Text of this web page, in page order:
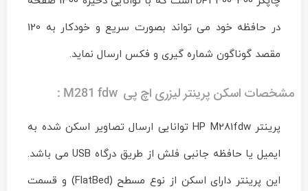
در حافظه خود می تواند بصورت سریع و خودکار به 120
مقصد گوناگون شماره گیری و فکس ارسال نماید.
مشخصات اسکن پرینتر لیزری اچ پی M281 fdw :
پرینتر HP M281fdw توانایی ارسال تصاویر اسکن شده به
ایمیل یا حافظه جانبی فلش از طریق درگاه USB می باشد.
این پرینتر دارای اسکن از نوع مسطح (FlatBed) و قسمت